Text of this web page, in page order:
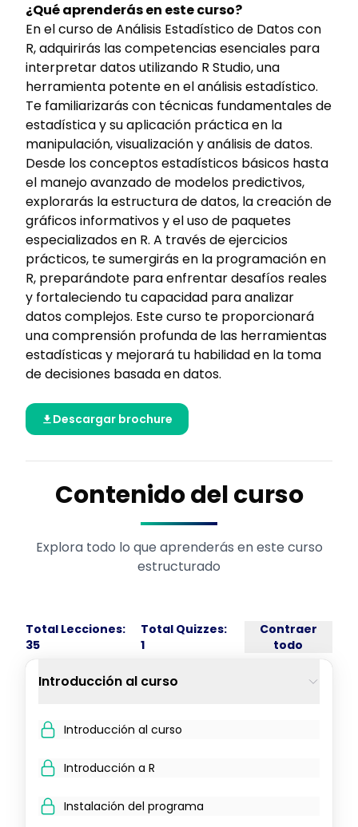
¿Qué aprenderás en este curso?
En el curso de Análisis Estadístico de Datos con
R, adquirirás las competencias esenciales para
interpretar datos utilizando R Studio, una
herramienta potente en el análisis estadístico.
Te familiarizarás con técnicas fundamentales de
estadística y su aplicación práctica en la
manipulación, visualización y análisis de datos.
Desde los conceptos estadísticos básicos hasta
el manejo avanzado de modelos predictivos,
explorarás la estructura de datos, la creación de
gráficos informativos y el uso de paquetes
especializados en R. A través de ejercicios
prácticos, te sumergirás en la programación en
R, preparándote para enfrentar desafíos reales
y fortaleciendo tu capacidad para analizar
datos complejos. Este curso te proporcionará
una comprensión profunda de las herramientas
estadísticas y mejorará tu habilidad en la toma
de decisiones basada en datos.
Descargar brochure
Contenido del curso
Explora todo lo que aprenderás en este curso
estructurado
Total Lecciones:
35
Total Quizzes:
1
Contraer
todo
Introducción al curso
Introducción al curso
Introducción a R
Instalación del programa